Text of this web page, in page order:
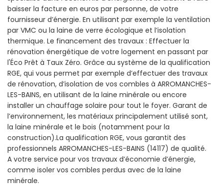
baisser la facture en euros par personne, de votre
fournisseur d’énergie. En utilisant par exemple la ventilation
par VMC ou la laine de verre écologique et l’isolation
thermique. Le financement des travaux : Effectuer la
rénovation énergétique de votre logement en passant par
l'Éco Prêt à Taux Zéro. Grâce au système de la qualification
RGE, qui vous permet par exemple d’effectuer des travaux
de rénovation, d’isolation de vos combles à ARROMANCHES-
LES-BAINS, en utilisant de la laine minérale ou encore
installer un chauffage solaire pour tout le foyer. Garant de
l’environnement, les matériaux principalement utilisé sont,
la laine minérale et le bois (notamment pour la
construction).La qualification RGE, vous garantit des
professionnels ARROMANCHES-LES-BAINS (14117) de qualité.
A votre service pour vos travaux d’économie d’énergie,
comme isoler vos combles perdus avec de la laine
minérale.